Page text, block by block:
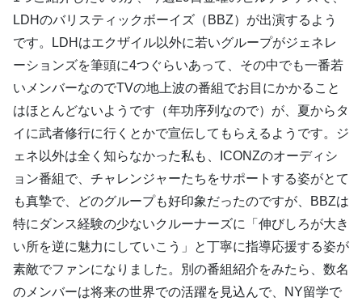
LDHのバリスティックボーイズ（BBZ）が出演するよう
です。LDHはエクザイル以外に若いグループがジェネレ
ーションズを筆頭に4つぐらいあって、その中でも一番若
いメンバーなのでTVの地上波の番組でお目にかかること
はほとんどないようです（年功序列なので）が、夏からタ
イに武者修行に行くとかで宣伝してもらえるようです。ジ
ェネ以外は全く知らなかった私も、ICONZのオーディシ
ョン番組で、チャレンジャーたちをサポートする姿がとて
も真摯で、どのグループも好印象だったのですが、BBZは
特にダンス経験の少ないクルーナーズに「伸びしろが大き
い所を逆に魅力にしていこう」と丁寧に指導応援する姿が
素敵でファンになりました。別の番組紹介をみたら、数名
のメンバーは将来の世界での活躍を見込んで、NY留学で